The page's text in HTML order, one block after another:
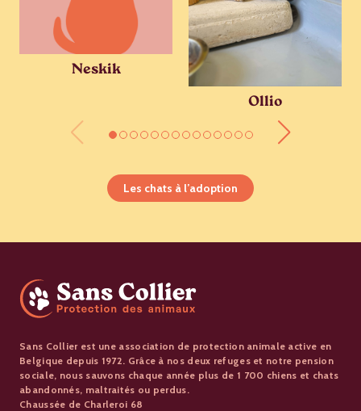
Neskik
Ollio
Les chats à l’adoption
Sans Collier est une association de protection animale active en
Belgique depuis 1972. Grâce à nos deux refuges et notre pension
sociale, nous sauvons chaque année plus de 1 700 chiens et chats
abandonnés, maltraités ou perdus.
Chaussée de Charleroi 68